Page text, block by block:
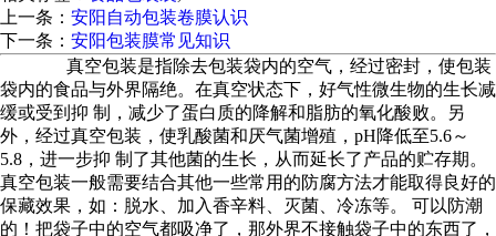
上一条： 安阳自动包装卷膜认识
下一条： 安阳包装膜常见知识
真空包装是指除去包装袋内的空气，经过密封，使包装
袋内的食品与外界隔绝。在真空状态下，好气性微生物的生长减
缓或受到抑 制，减少了蛋白质的降解和脂肪的氧化酸败。另
外，经过真空包装，使乳酸菌和厌气菌增殖，pH降低至5.6～
5.8，进一步抑 制了其他菌的生长，从而延长了产品的贮存期。
真空包装一般需要结合其他一些常用的防腐方法才能取得良好的
保藏效果，如：脱水、加入香辛料、灭菌、冷冻等。 可以防潮
的！把袋子中的空气都吸净了，那外界不接触袋子中的东西了，